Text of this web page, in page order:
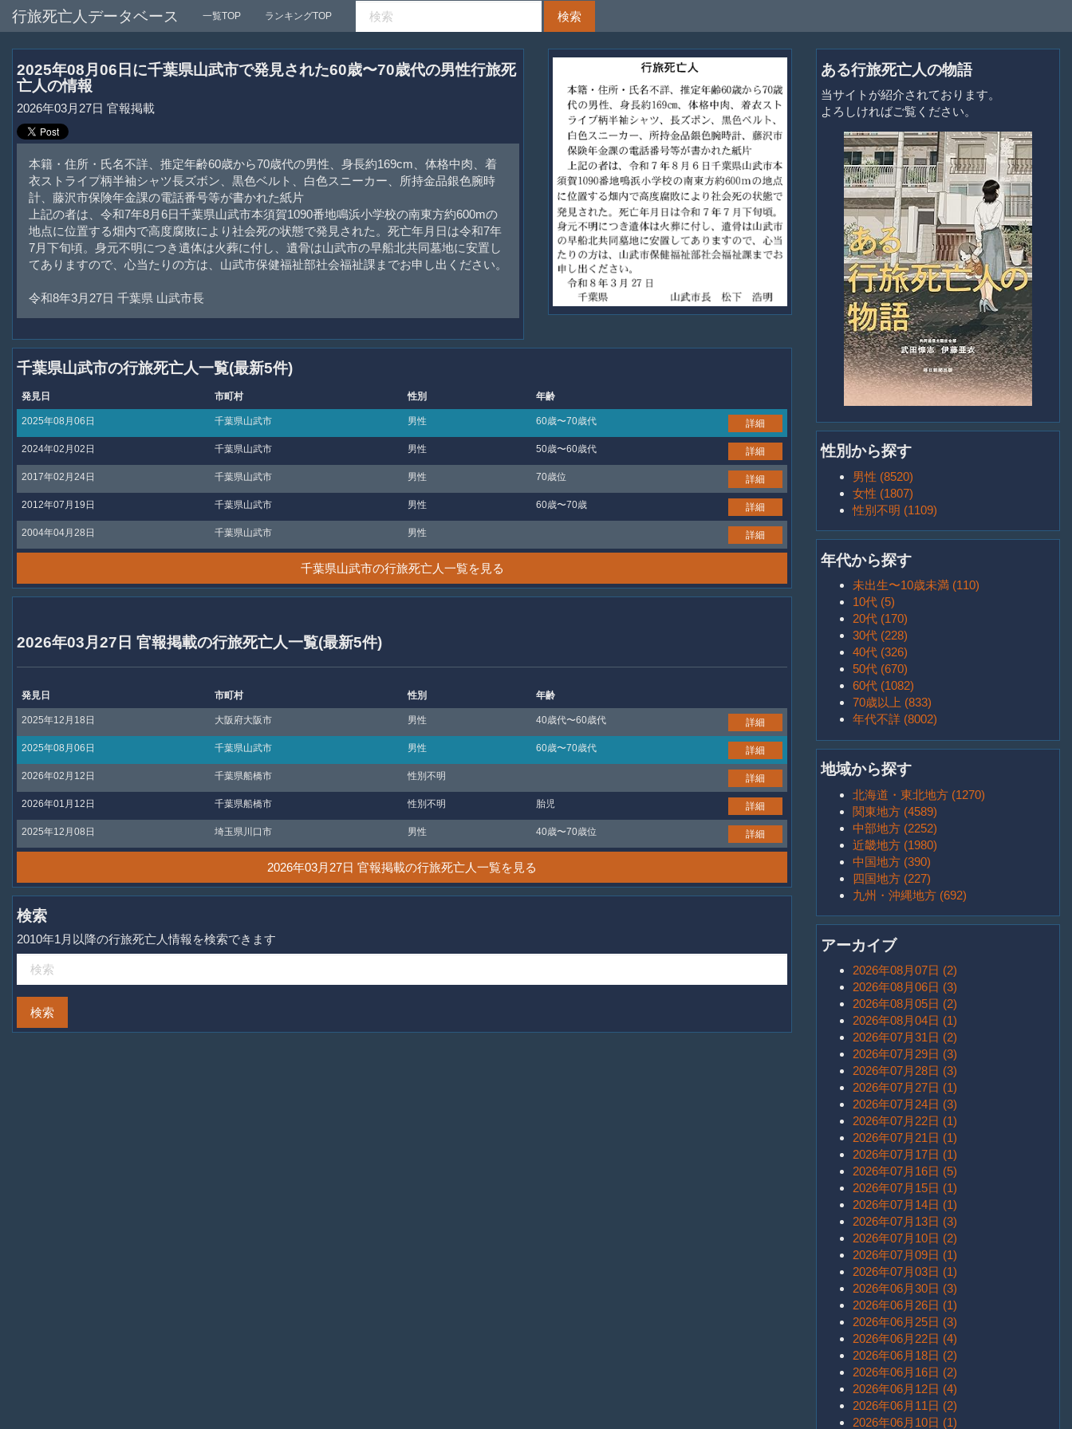
行旅死亡人データベース 一覧TOP ランキングTOP
2025年08月06日に千葉県山武市で発見された60歳〜70歳代の男性行旅死
亡人の情報
2026年03月27日 官報掲載
本籍・住所・氏名不詳、推定年齢60歳から70歳代の男性、身長約169cm、体格中肉、着
衣ストライプ柄半袖シャツ長ズボン、黒色ベルト、白色スニーカー、所持金品銀色腕時
計、藤沢市保険年金課の電話番号等が書かれた紙片
上記の者は、令和7年8月6日千葉県山武市本須賀1090番地鳴浜小学校の南東方約600mの
地点に位置する畑内で高度腐敗により社会死の状態で発見された。死亡年月日は令和7年
7月下旬頃。身元不明につき遺体は火葬に付し、遺骨は山武市の早船北共同墓地に安置し
てありますので、心当たりの方は、山武市保健福祉部社会福祉課までお申し出ください。
令和8年3月27日 千葉県 山武市長
千葉県山武市の行旅死亡人一覧(最新5件)
発見日 市町村 性別 年齢
2025年08月06日 千葉県山武市 男性 60歳〜70歳代 詳細
2024年02月02日 千葉県山武市 男性 50歳〜60歳代 詳細
2017年02月24日 千葉県山武市 男性 70歳位 詳細
2012年07月19日 千葉県山武市 男性 60歳〜70歳 詳細
2004年04月28日 千葉県山武市 男性 詳細
千葉県山武市の行旅死亡人一覧を見る
2026年03月27日 官報掲載の行旅死亡人一覧(最新5件)
発見日 市町村 性別 年齢
2025年12月18日 大阪府大阪市 男性 40歳代〜60歳代 詳細
2025年08月06日 千葉県山武市 男性 60歳〜70歳代 詳細
2026年02月12日 千葉県船橋市 性別不明 詳細
2026年01月12日 千葉県船橋市 性別不明 胎児 詳細
2025年12月08日 埼玉県川口市 男性 40歳〜70歳位 詳細
2026年03月27日 官報掲載の行旅死亡人一覧を見る
検索
2010年1月以降の行旅死亡人情報を検索できます
ある行旅死亡人の物語
当サイトが紹介されております。
よろしければご覧ください。
性別から探す
男性 (8520)
女性 (1807)
性別不明 (1109)
年代から探す
未出生〜10歳未満 (110)
10代 (5)
20代 (170)
30代 (228)
40代 (326)
50代 (670)
60代 (1082)
70歳以上 (833)
年代不詳 (8002)
地域から探す
北海道・東北地方 (1270)
関東地方 (4589)
中部地方 (2252)
近畿地方 (1980)
中国地方 (390)
四国地方 (227)
九州・沖縄地方 (692)
アーカイブ
2026年08月07日 (2)
2026年08月06日 (3)
2026年08月05日 (2)
2026年08月04日 (1)
2026年07月31日 (2)
2026年07月29日 (3)
2026年07月28日 (3)
2026年07月27日 (1)
2026年07月24日 (3)
2026年07月22日 (1)
2026年07月21日 (1)
2026年07月17日 (1)
2026年07月16日 (5)
2026年07月15日 (1)
2026年07月14日 (1)
2026年07月13日 (3)
2026年07月10日 (2)
2026年07月09日 (1)
2026年07月03日 (1)
2026年06月30日 (3)
2026年06月26日 (1)
2026年06月25日 (3)
2026年06月22日 (4)
2026年06月18日 (2)
2026年06月16日 (2)
2026年06月12日 (4)
2026年06月11日 (2)
2026年06月10日 (1)